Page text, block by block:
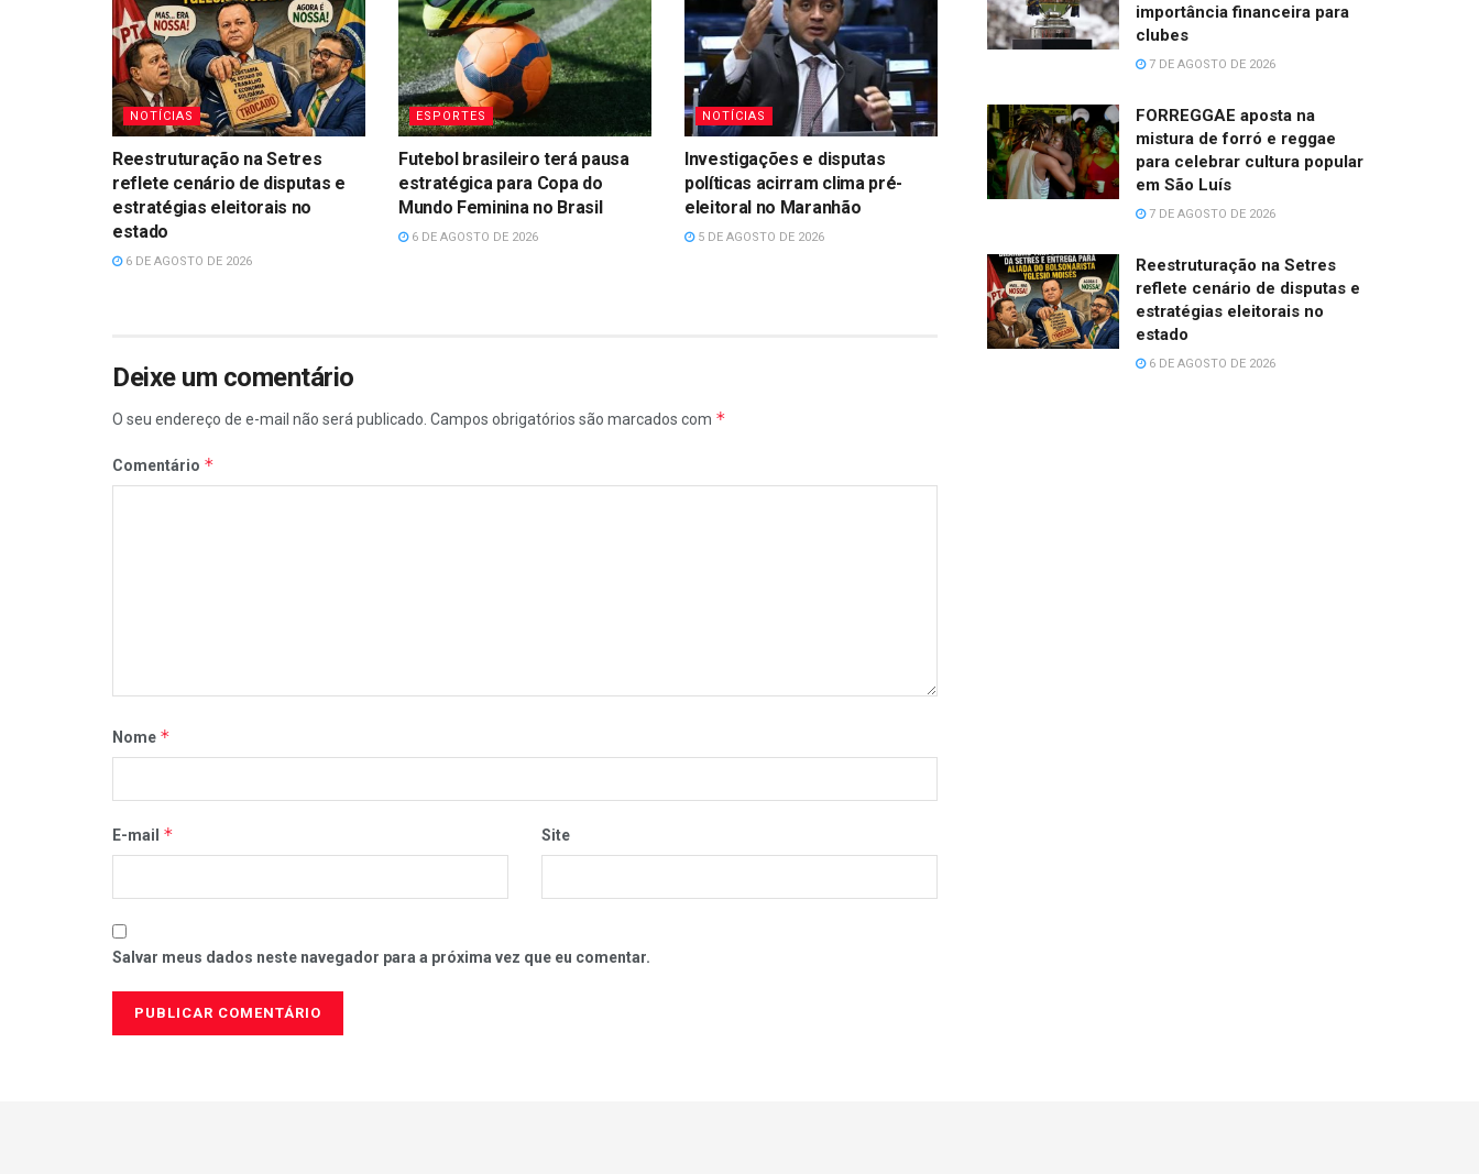
NOTÍCIAS
Reestruturação na Setres
reflete cenário de disputas e
estratégias eleitorais no
estado
6 DE AGOSTO DE 2026
ESPORTES
Futebol brasileiro terá pausa
estratégica para Copa do
Mundo Feminina no Brasil
6 DE AGOSTO DE 2026
NOTÍCIAS
Investigações e disputas
políticas acirram clima pré-
eleitoral no Maranhão
5 DE AGOSTO DE 2026
Deixe um comentário
O seu endereço de e-mail não será publicado. Campos obrigatórios são marcados com *
Comentário *
Nome *
E-mail * Site
Salvar meus dados neste navegador para a próxima vez que eu comentar.
importância financeira para
clubes
7 DE AGOSTO DE 2026
FORREGGAE aposta na
mistura de forró e reggae
para celebrar cultura popular
em São Luís
7 DE AGOSTO DE 2026
Reestruturação na Setres
reflete cenário de disputas e
estratégias eleitorais no
estado
6 DE AGOSTO DE 2026